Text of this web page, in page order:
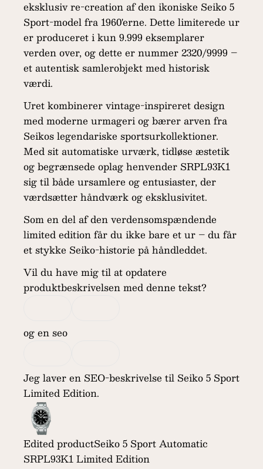
eksklusiv re-creation af den ikoniske Seiko 5
Sport-model fra 1960'erne. Dette limiterede ur
er produceret i kun 9.999 eksemplarer
verden over, og dette er nummer 2320/9999 –
et autentisk samlerobjekt med historisk
værdi.
Uret kombinerer vintage-inspireret design
med moderne urmageri og bærer arven fra
Seikos legendariske sportsurkollektioner.
Med sit automatiske urværk, tidløse æstetik
og begrænsede oplag henvender SRPL93K1
sig til både ursamlere og entusiaster, der
værdsætter håndværk og eksklusivitet.
Som en del af den verdensomspændende
limited edition får du ikke bare et ur – du får
et stykke Seiko-historie på håndleddet.
Vil du have mig til at opdatere
produktbeskrivelsen med denne tekst?
og en seo
Jeg laver en SEO-beskrivelse til Seiko 5 Sport
Limited Edition.
Edited productSeiko 5 Sport Automatic
SRPL93K1 Limited Edition